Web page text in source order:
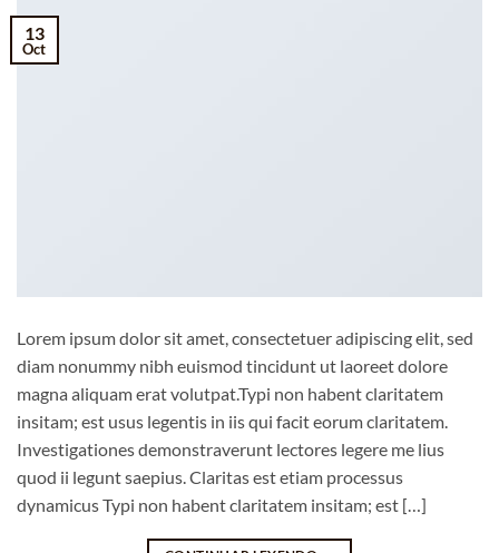
13
Oct
Lorem ipsum dolor sit amet, consectetuer adipiscing elit, sed
diam nonummy nibh euismod tincidunt ut laoreet dolore
magna aliquam erat volutpat.Typi non habent claritatem
insitam; est usus legentis in iis qui facit eorum claritatem.
Investigationes demonstraverunt lectores legere me lius
quod ii legunt saepius. Claritas est etiam processus
dynamicus Typi non habent claritatem insitam; est […]